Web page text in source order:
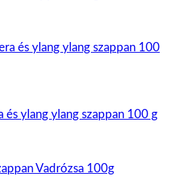
és ylang ylang szappan 100 g